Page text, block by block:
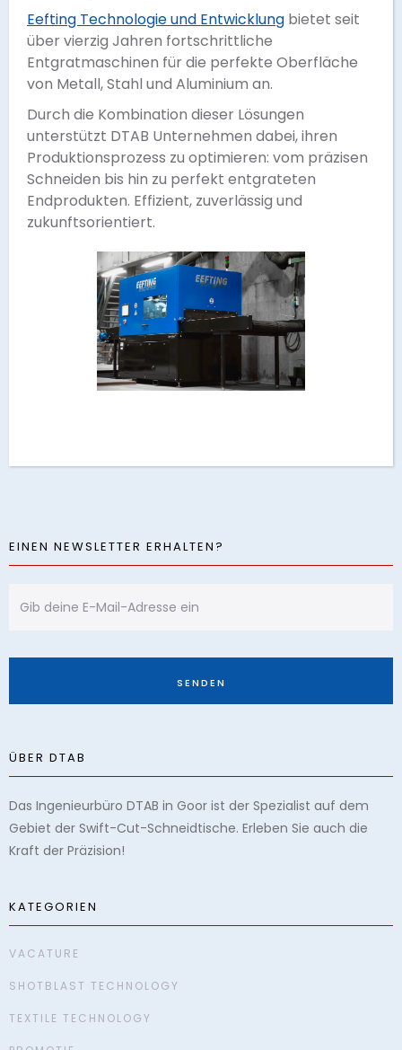
Eefting Technologie und Entwicklung bietet seit
über vierzig Jahren fortschrittliche
Entgratmaschinen für die perfekte Oberfläche
von Metall, Stahl und Aluminium an.
Durch die Kombination dieser Lösungen
unterstützt DTAB Unternehmen dabei, ihren
Produktionsprozess zu optimieren: vom präzisen
Schneiden bis hin zu perfekt entgrateten
Endprodukten. Effizient, zuverlässig und
zukunftsorientiert.
EINEN NEWSLETTER ERHALTEN?
ÜBER DTAB
Das Ingenieurbüro DTAB in Goor ist der Spezialist auf dem
Gebiet der Swift-Cut-Schneidtische. Erleben Sie auch die
Kraft der Präzision!
KATEGORIEN
VACATURE
SHOTBLAST TECHNOLOGY
TEXTILE TECHNOLOGY